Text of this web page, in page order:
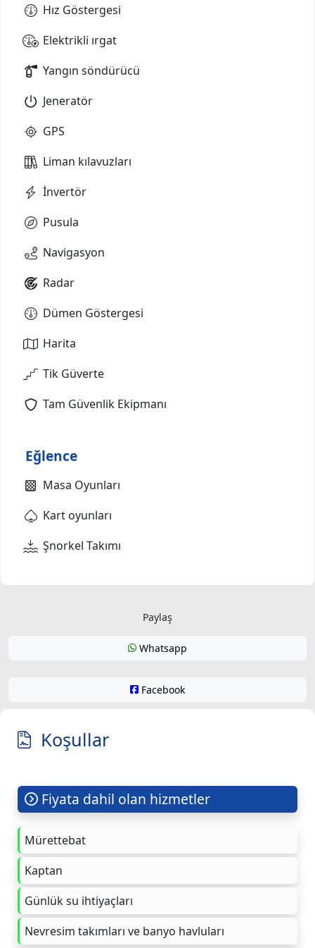
Hız Göstergesi
Elektrikli ırgat
Yangın söndürücü
Jeneratör
GPS
Liman kılavuzları
İnvertör
Pusula
Navigasyon
Radar
Dümen Göstergesi
Harita
Tik Güverte
Tam Güvenlik Ekipmanı
Eğlence
Masa Oyunları
Kart oyunları
Şnorkel Takımı
Paylaş
Whatsapp
Facebook
Koşullar
Fiyata dahil olan hizmetler
Mürettebat
Kaptan
Günlük su ihtiyaçları
Nevresim takımları ve banyo havluları